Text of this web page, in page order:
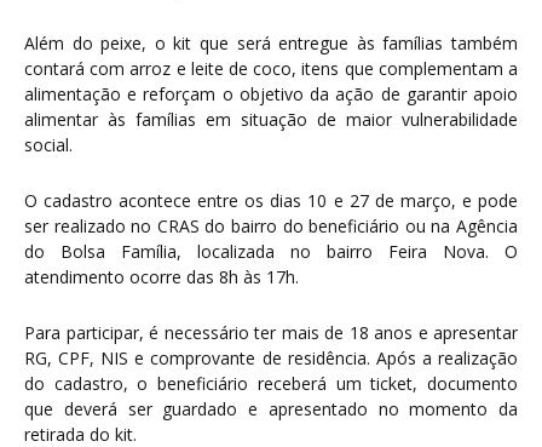
Além do peixe, o kit que será entregue às famílias também
contará com arroz e leite de coco, itens que complementam a
alimentação e reforçam o objetivo da ação de garantir apoio
alimentar às famílias em situação de maior vulnerabilidade
social.
O cadastro acontece entre os dias 10 e 27 de março, e pode
ser realizado no CRAS do bairro do beneficiário ou na Agência
do Bolsa Família, localizada no bairro Feira Nova. O
atendimento ocorre das 8h às 17h.
Para participar, é necessário ter mais de 18 anos e apresentar
RG, CPF, NIS e comprovante de residência. Após a realização
do cadastro, o beneficiário receberá um ticket, documento
que deverá ser guardado e apresentado no momento da
retirada do kit.